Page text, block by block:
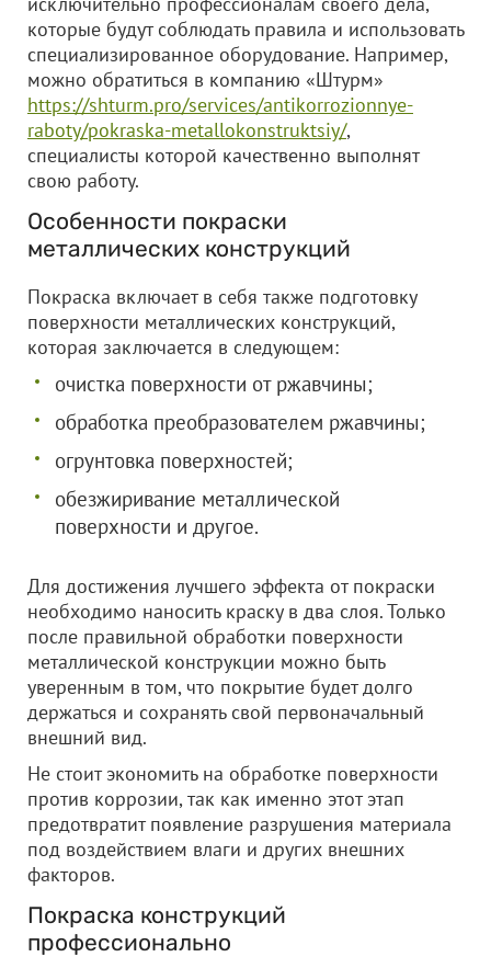
которые будут соблюдать правила и использовать
специализированное оборудование. Например,
можно обратиться в компанию «Штурм»
https://shturm.pro/services/antikorrozionnye-
raboty/pokraska-metallokonstruktsiy/,
специалисты которой качественно выполнят
свою работу.
Особенности покраски
металлических конструкций
Покраска включает в себя также подготовку
поверхности металлических конструкций,
которая заключается в следующем:
очистка поверхности от ржавчины;
обработка преобразователем ржавчины;
огрунтовка поверхностей;
обезжиривание металлической
поверхности и другое.
Для достижения лучшего эффекта от покраски
необходимо наносить краску в два слоя. Только
после правильной обработки поверхности
металлической конструкции можно быть
уверенным в том, что покрытие будет долго
держаться и сохранять свой первоначальный
внешний вид.
Не стоит экономить на обработке поверхности
против коррозии, так как именно этот этап
предотвратит появление разрушения материала
под воздействием влаги и других внешних
факторов.
Покраска конструкций
профессионально